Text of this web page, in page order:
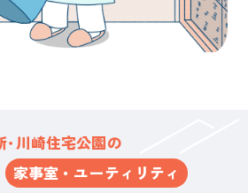
･川崎住宅公園の
家事室・ユーティリティ